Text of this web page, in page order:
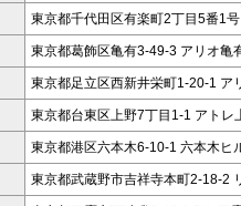
東京都千代田区有楽町2丁目5番1
東京都葛飾区亀有3-49-3 アリオ亀
東京都足立区西新井栄町1-20-1 ア
東京都台東区上野7丁目1-1 アトレ
東京都港区六本木6-10-1 六本木ヒ
東京都武蔵野市吉祥寺本町2-18-2